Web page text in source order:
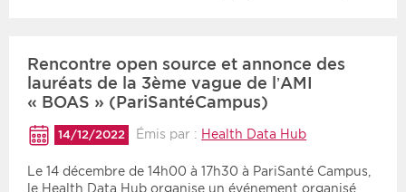
Rencontre open source et annonce des
lauréats de la 3ème vague de l’AMI
« BOAS » (PariSantéCampus)
14/12/2022 Émis par : Health Data Hub
Le 14 décembre de 14h00 à 17h30 à PariSanté Campus,
le Health Data Hub organise un événement organisé